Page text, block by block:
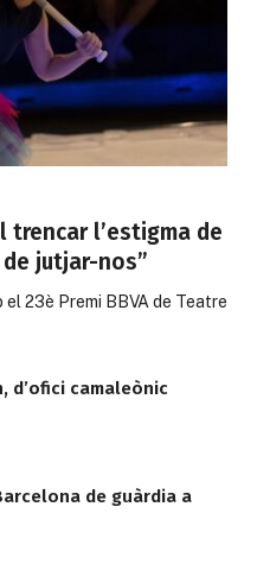
trencar l’estigma de
jutjar-nos”
el 23è Premi BBVA de Teatre
d’ofici camaleònic
de guàrdia a